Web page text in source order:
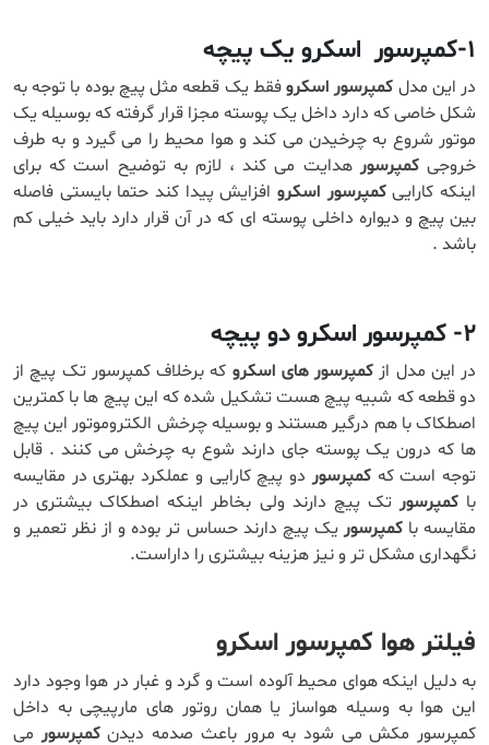
۱-کمپرسور اسکرو یک پیچه
در این مدل کمپرسور اسکروفقط یک قطعه مثل پیچ بوده با توجه به
شکل خاصی که دارد داخل یک پوسته مجزا قرار گرفته که بوسیله یک
موتور شروع به چرخیدن می کند و هوا محیط را می گیرد و به طرف
خروجیکمپرسورهدایت می کند ، لازم به توضیح است که برای
اینکه کاراییکمپرسور اسکرو افزایش پیدا کند حتما بایستی فاصله
بین پیچ و دیواره داخلی پوسته ای که در آن قرار دارد باید خیلی کم
باشد .
۲- کمپرسور اسکرو دو پیچه
در این مدل از کمپرسور های اسکرو که برخلاف کمپرسور تک پیچ از
دو قطعه که شبیه پیچ هست تشکیل شده که این پیچ ها با کمترین
اصطکاک با هم درگیر هستند و بوسیله چرخش الکتروموتور این پیچ
ها که درون یک پوسته جای دارند شوع به چرخش می کنند . قابل
توجه است کهکمپرسور دو پیچ کارایی و عملکرد بهتری در مقایسه
باکمپرسور تک پیچ دارند ولی بخاطر اینکه اصطکاک بیشتری در
مقایسه باکمپرسور یک پیچ دارند حساس تر بوده و از نظر تعمیر و
نگهداری مشکل تر و نیز هزینه بیشتری را داراست.
فیلتر هوا کمپرسور اسکرو
به دلیل اینکه هوای محیط آلوده است و گرد و غبار در هوا وجود دارد
این هوا به وسیله هواساز یا همان روتور های مارپیچی به داخل
کمپرسور مکش می شود به مرور باعث صدمه دیدنکمپرسور می